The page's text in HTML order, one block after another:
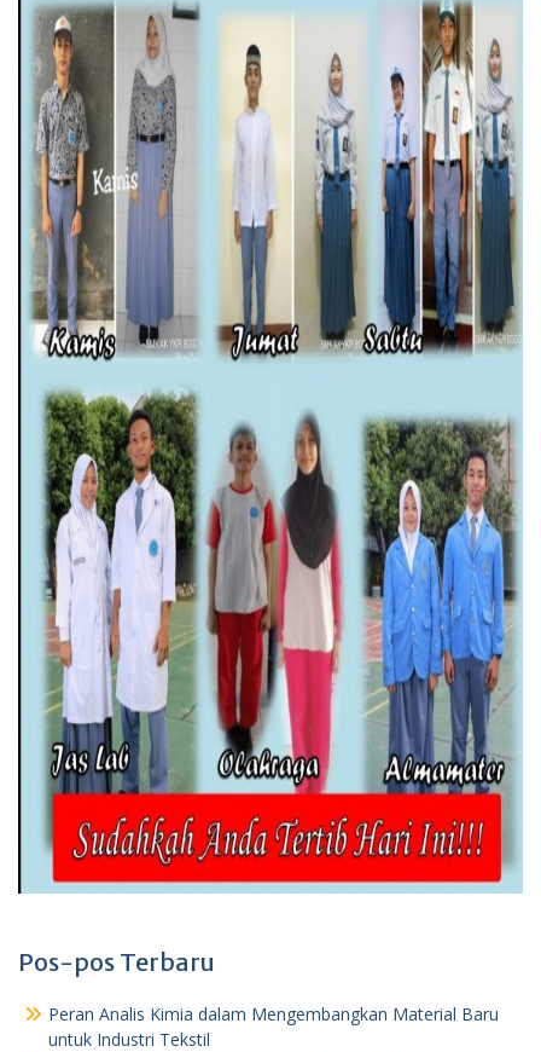
Pos-pos Terbaru
Peran Analis Kimia dalam Mengembangkan Material Baru
untuk Industri Tekstil